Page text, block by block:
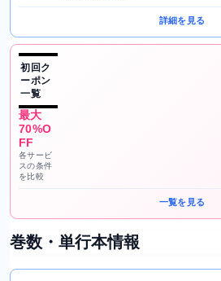
詳細を見る
初回ク
ーポン
一覧
最大
70%O
FF
各サービ
スの条件
を比較
一覧を見る
巻数・単行本情報